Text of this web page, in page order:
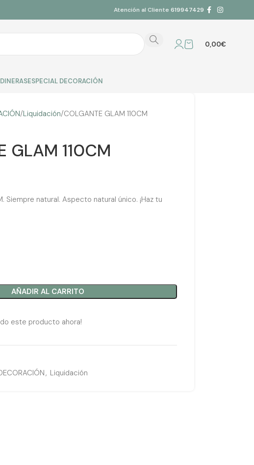
Atención al Cliente 619947429
0,00€
ESPECIAL DECORACIÓN
Liquidación COLGANTE GLAM 110CM
GLAM 110CM
Siempre natural. Aspecto natural único. ¡Haz tu
AÑADIR AL CARRITO
este producto ahora!
, Liquidación